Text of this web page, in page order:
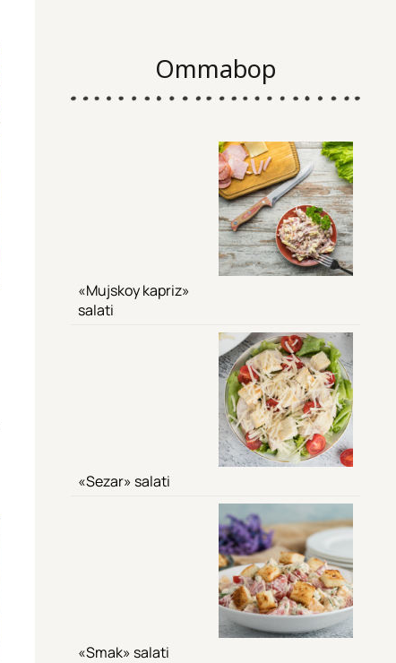
Ommabop
«Mujskoy kapriz»
salati
«Sezar» salati
«Smak» salati